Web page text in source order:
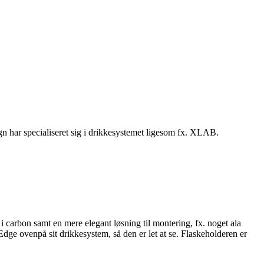
har specialiseret sig i drikkesystemet ligesom fx. XLAB.
samt en mere elegant løsning til montering, fx. noget ala
ovenpå sit drikkesystem, så den er let at se. Flaskeholderen er